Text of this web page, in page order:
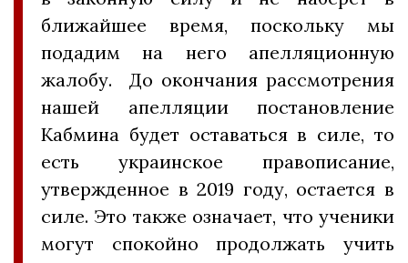
ближайшее время, поскольку мы
подадим на него апелляционную
жалобу. До окончания рассмотрения
нашей апелляции постановление
Кабмина будет оставаться в силе, то
есть украинское правописание,
утвержденное в 2019 году, остается в
силе. Это также означает, что ученики
могут спокойно продолжать учить